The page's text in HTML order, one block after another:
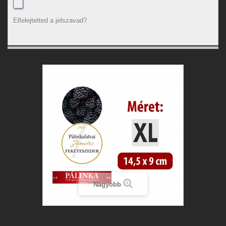
Elfelejtetted a jelszavad?
Nagyobb